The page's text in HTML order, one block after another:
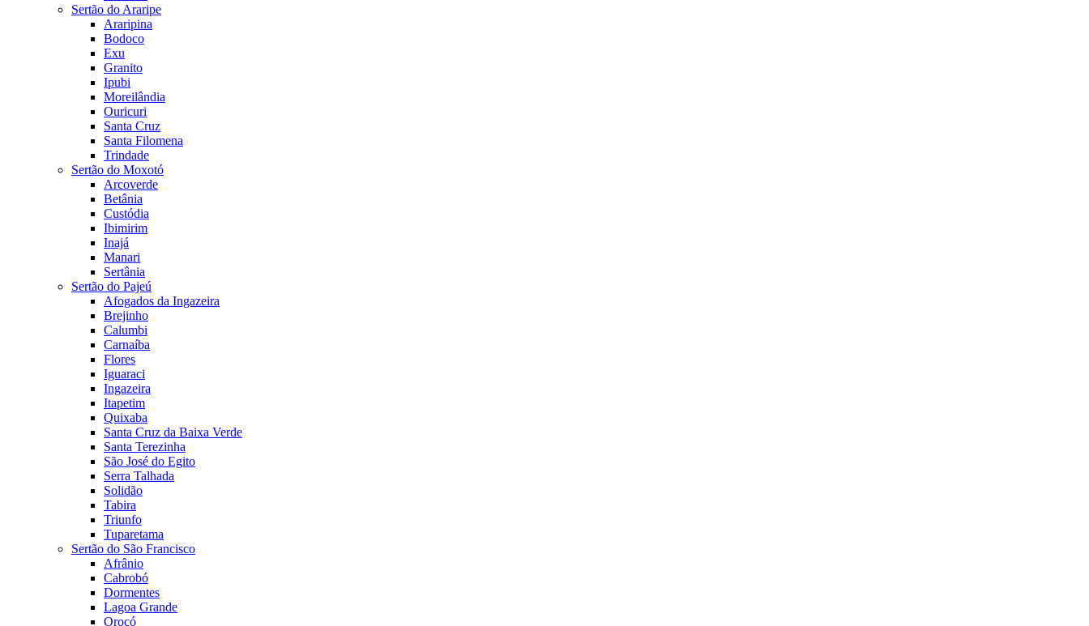
Sertão do Araripe
Araripina
Bodoco
Exu
Granito
Ipubi
Moreilândia
Ouricuri
Santa Cruz
Santa Filomena
Trindade
Sertão do Moxotó
Arcoverde
Betânia
Custódia
Ibimirim
Inajá
Manari
Sertânia
Sertão do Pajeú
Afogados da Ingazeira
Brejinho
Calumbi
Carnaíba
Flores
Iguaraci
Ingazeira
Itapetim
Quixaba
Santa Cruz da Baixa Verde
Santa Terezinha
São José do Egito
Serra Talhada
Solidão
Tabira
Triunfo
Tuparetama
Sertão do São Francisco
Afrânio
Cabrobó
Dormentes
Lagoa Grande
Orocó